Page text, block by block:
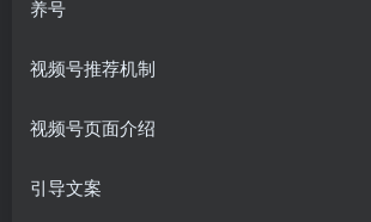
养号
视频号推荐机制
视频号页面介绍
引导文案